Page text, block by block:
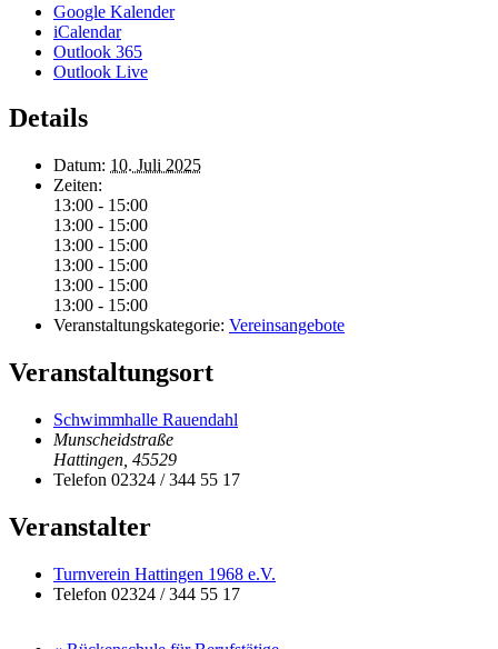
Google Kalender
iCalendar
Outlook 365
Outlook Live
Details
Datum: 10. Juli 2025
Zeiten:
13:00 - 15:00
13:00 - 15:00
13:00 - 15:00
13:00 - 15:00
13:00 - 15:00
13:00 - 15:00
Veranstaltungskategorie: Vereinsangebote
Veranstaltungsort
Schwimmhalle Rauendahl
Munscheidstraße
Hattingen 45529
Telefon 02324 / 344 55 17
Veranstalter
Turnverein Hattingen 1968 e.V.
Telefon 02324 / 344 55 17